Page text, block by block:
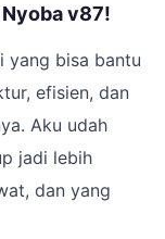
v87!
yang bisa bantu
efisien, dan
Aku udah
jadi lebih
dan yang